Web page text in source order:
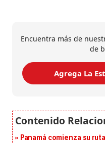
Encuentra más de
de
Agrega La
Panamá comienza su